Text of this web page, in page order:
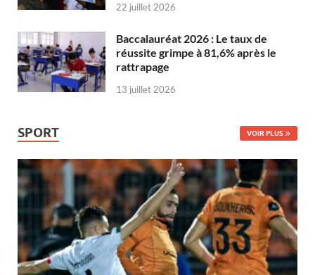
22 juillet 2026
Baccalauréat 2026 : Le taux de
réussite grimpe à 81,6% après le
rattrapage
13 juillet 2026
SPORT VOIR PLUS